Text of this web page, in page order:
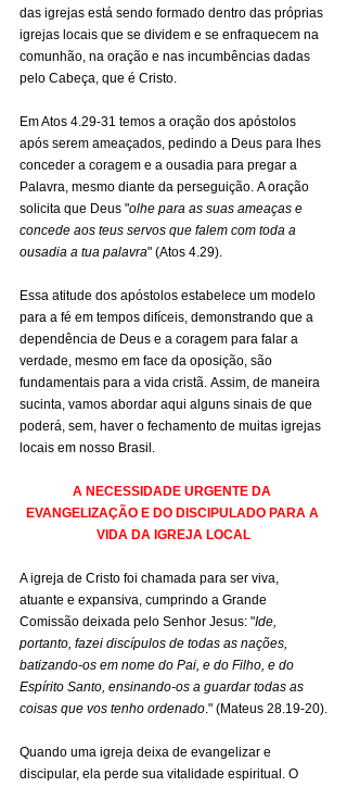
das igrejas está sendo formado dentro das próprias
igrejas locais que se dividem e se enfraquecem na
comunhão, na oração e nas incumbências dadas
pelo Cabeça, que é Cristo.
Em Atos 4.29-31 temos a oração dos apóstolos
após serem ameaçados, pedindo a Deus para lhes
conceder a coragem e a ousadia para pregar a
Palavra, mesmo diante da perseguição. A oração
solicita que Deus "olhe para as suas ameaças e
concede aos teus servos que falem com toda a
ousadia a tua palavra" (Atos 4.29).
Essa atitude dos apóstolos estabelece um modelo
para a fé em tempos difíceis, demonstrando que a
dependência de Deus e a coragem para falar a
verdade, mesmo em face da oposição, são
fundamentais para a vida cristã. Assim, de maneira
sucinta, vamos abordar aqui alguns sinais de que
poderá, sem, haver o fechamento de muitas igrejas
locais em nosso Brasil.
A NECESSIDADE URGENTE DA
EVANGELIZAÇÃO E DO DISCIPULADO PARA A
VIDA DA IGREJA LOCAL
A igreja de Cristo foi chamada para ser viva,
atuante e expansiva, cumprindo a Grande
Comissão deixada pelo Senhor Jesus: "Ide,
portanto, fazei discípulos de todas as nações,
batizando-os em nome do Pai, e do Filho, e do
Espírito Santo, ensinando-os a guardar todas as
coisas que vos tenho ordenado." (Mateus 28.19-20).
Quando uma igreja deixa de evangelizar e
discipular, ela perde sua vitalidade espiritual. O